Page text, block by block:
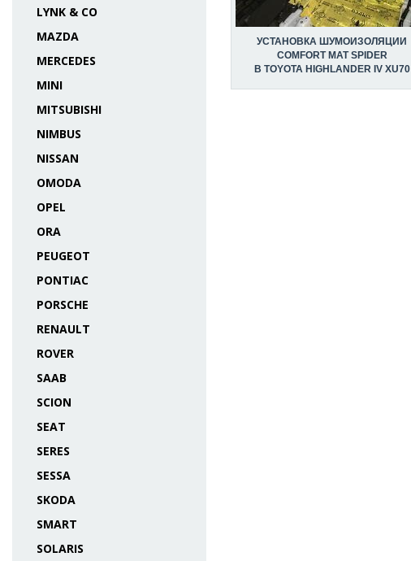
LYNK & CO
MAZDA
MERCEDES
MINI
MITSUBISHI
NIMBUS
NISSAN
OMODA
OPEL
ORA
PEUGEOT
PONTIAC
PORSCHE
RENAULT
ROVER
SAAB
SCION
SEAT
SERES
SESSA
SKODA
SMART
SOLARIS
УСТАНОВКА ШУМОИЗОЛЯЦИИ
COMFORT MAT SPIDER
В TOYOTA HIGHLANDER IV XU70